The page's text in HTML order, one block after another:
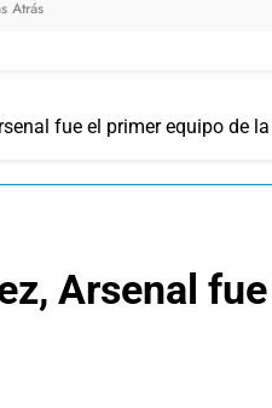
fue el primer equipo de
Arsenal